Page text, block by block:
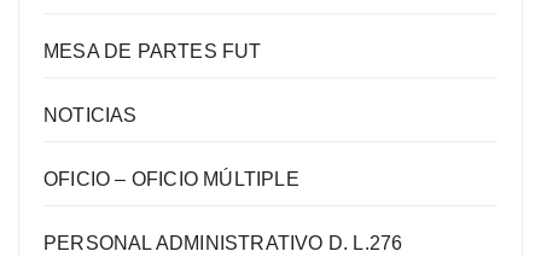
MESA DE PARTES FUT
NOTICIAS
OFICIO – OFICIO MÚLTIPLE
PERSONAL ADMINISTRATIVO D. L.276